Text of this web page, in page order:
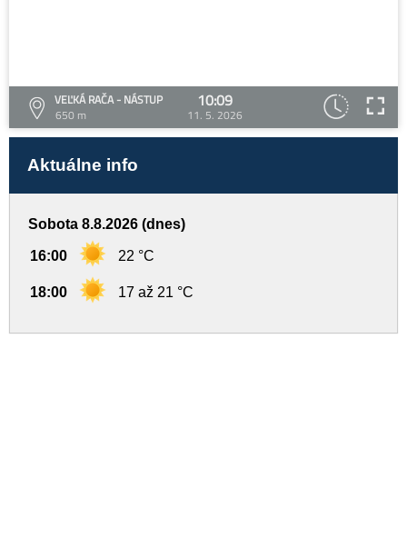
VEĽKÁ RAČA - NÁSTUP
650 m
10:09
11. 5. 2026
Aktuálne info
Sobota 8.8.2026 (dnes)
16:00 22 °C
18:00 17 až 21 °C